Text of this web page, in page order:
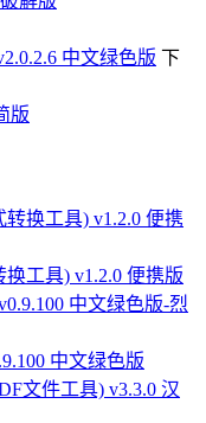
中文绿色版 下
版
换工具) v1.2.0 便携版
中文绿色版